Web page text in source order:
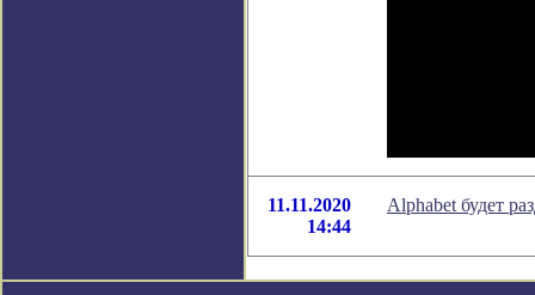
11.11.2020
14:44
Alphabet будет